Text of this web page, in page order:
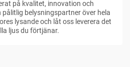
på kvalitet, innovation och
pålitlig belysningspartner över hela
lysande och låt oss leverera det
ljus du förtjänar.